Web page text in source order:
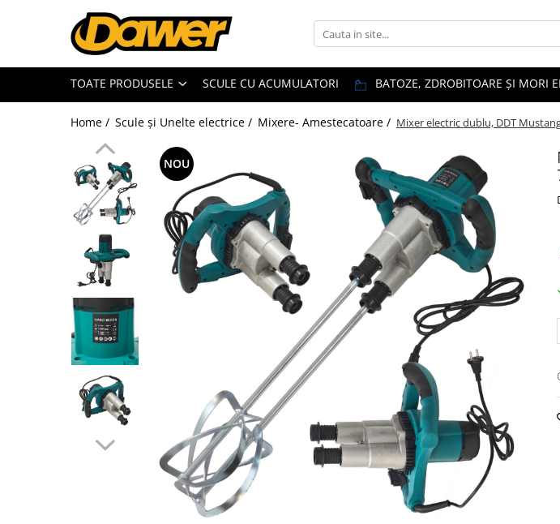
Toate Produsele
Pompe apă și Hidrofoare
Pompe submersibile
Pompe apa de suprafata
Pompe apa murdara
Pompe recirculare
Accesorii pompe
Scule și Unelte electrice
Masini de gaurit
Accesorii masini de gaurit
Masini de gaurit si insurubat
Circulare si fierastraie electrice
Masini de slefuit si polisat
Polizoare electrice
TOATE PRODUSELE SCULE CU ACUMULATORI BATOZE, ZDROBITOARE ȘI MORI
Home / Scule și Unelte electrice / Mixere- Amestecatoare / Mixer electric dublu, DDT
NOU